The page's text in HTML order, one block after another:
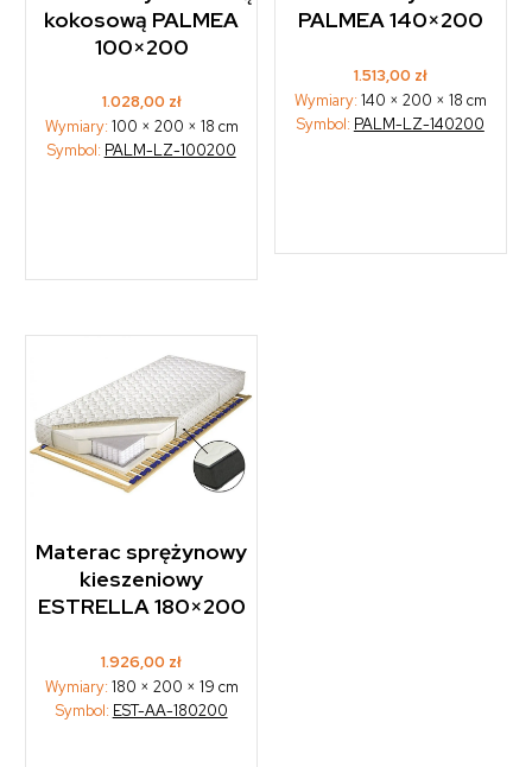
kokosową PALMEA
100×200
1.028,00 zł
Wymiary: 100 × 200 × 18 cm
Symbol: PALM-LZ-100200
PALMEA 140×200
1.513,00 zł
Wymiary: 140 × 200 × 18 cm
Symbol: PALM-LZ-140200
Materac sprężynowy
kieszeniowy
ESTRELLA 180×200
1.926,00 zł
Wymiary: 180 × 200 × 19 cm
Symbol: EST-AA-180200